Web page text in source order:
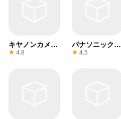
キヤノンカメラ
コネクト
4.8
パナソニックイ
メージ
4.5